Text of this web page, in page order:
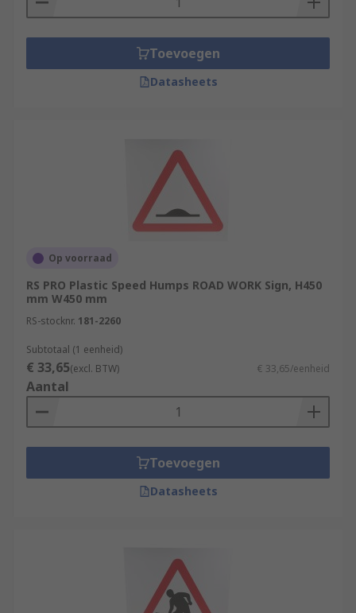
Toevoegen
Datasheets
Op voorraad
RS PRO Plastic Speed Humps ROAD WORK Sign, H450
mm W450 mm
RS-stocknr. 181-2260
Subtotaal (1 eenheid)
€ 33,65(excl. BTW) € 33,65/eenheid
Aantal
Toevoegen
Datasheets